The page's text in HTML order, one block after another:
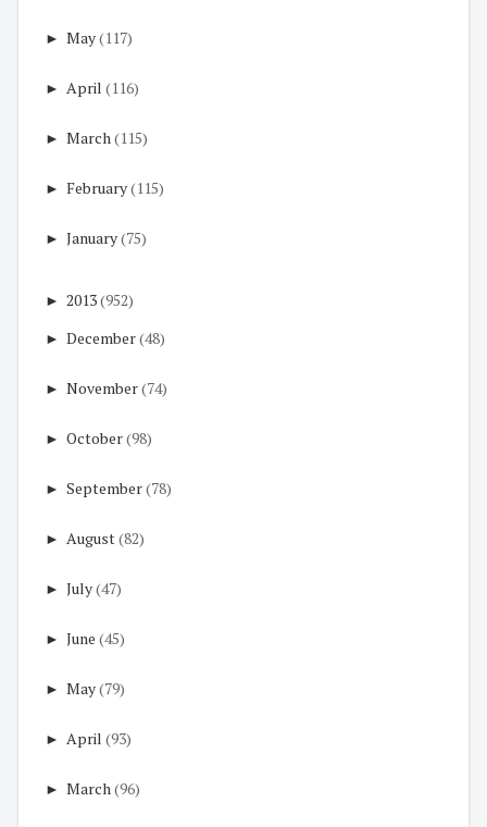
► May(117)
► April (116)
► March(115)
► February(115)
► January(75)
► 2013(952)
► December(48)
► November(74)
► October(98)
► September(78)
► August(82)
► July(47)
► June (45)
► May(79)
► April (93)
► March(96)